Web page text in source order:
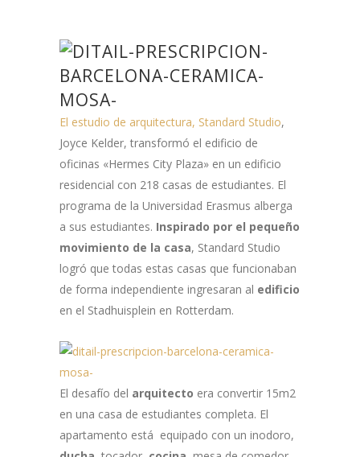
El estudio de arquitectura, Standard Studio,
Joyce Kelder, transformó el edificio de
oficinas «Hermes City Plaza» en un edificio
residencial con 218 casas de estudiantes. El
programa de la Universidad Erasmus alberga
a sus estudiantes. Inspirado por el pequeño
movimiento de la casa, Standard Studio
logró que todas estas casas que funcionaban
de forma independiente ingresaran al edificio
en el Stadhuisplein en Rotterdam.
El desafío del arquitecto era convertir 15m2
en una casa de estudiantes completa. El
apartamento está equipado con un inodoro,